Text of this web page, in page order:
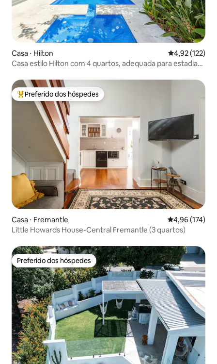
Casa ⋅ Hilton 4,92 de uma
4,92 (122)
Casa estilo Hilton com 4 quartos, adequada para estadias
Entre os melhores preferidos dos hóspedes
Preferido dos hóspedes
Casa ⋅ Fremantle 4,96 de uma
4,96 (174)
Little Howards House-Central Fremantle (3 quartos)
Preferido dos hóspedes
Preferido dos hóspedes